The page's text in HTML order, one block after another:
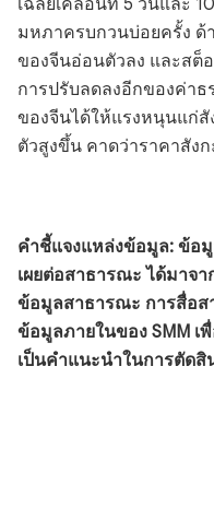
เฉลี่ยเคลื่อนที่ 5 วันและ
มหภาครบกวนบ่อยครั้ง ด้
ของจีนอ่อนตัวลง และสต็
การปรับลดลงอีกของค่าธ
ของจีนได้ให้แรงหนุนแก่สั
ตัวสูงขึ้น คาดว่าราคาสัง
คำชี้แจงแหล่งข้อมูล: ข้อ
เผยต่อสาธารณะ ได้มาจา
ข้อมูลสาธารณะ การสื่อส
ข้อมูลภายในของ SMM เ
เป็นคำแนะนำในการตัดสิ